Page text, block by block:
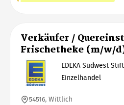
Verkäufer /
Frischetheke (m/w/
EDEKA Südwest
Einzelhandel
54516, Wittlich